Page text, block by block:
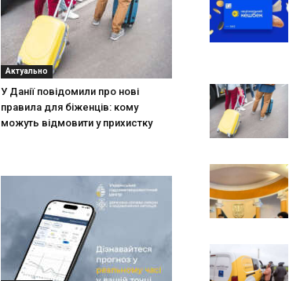
Актуально
У Данії повідомили про нові
правила для біженців: кому
можуть відмовити у прихистку